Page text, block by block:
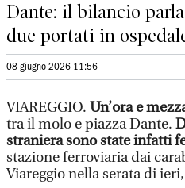
Dante: il bilancio
due portati in
08 giugno 2026 11:56
VIAREGGIO. Un’ora e
tra il molo e piazza Dante.
straniera sono state infatti
stazione ferroviaria dai
Viareggio nella serata di